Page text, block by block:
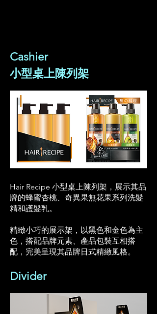
Cashier
小型桌上陳列架
Hair Recipe 小型桌上陳列架，展示其品
牌的蜂蜜杏桃、奇異果無花果系列洗髮
精和護髮乳。
精緻小巧的展示架，以黑色和金色為主
色，搭配品牌元素、產品包裝互相搭
配，完美呈現其品牌日式精緻風格。
Divider